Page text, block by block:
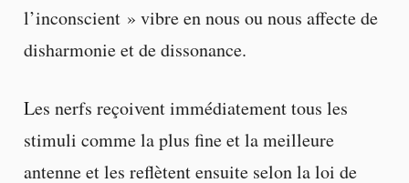
l’inconscient » vibre en nous ou nous affecte de
disharmonie et de dissonance.
Les nerfs reçoivent immédiatement tous les
stimuli comme la plus fine et la meilleure
antenne et les reflètent ensuite selon la loi de